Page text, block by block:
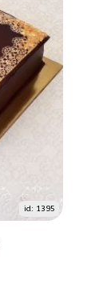
id: 1395